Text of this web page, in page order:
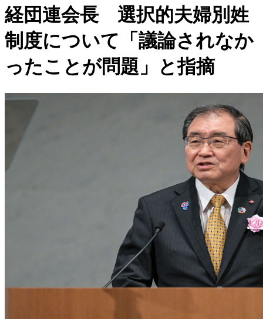
経団連会長 選択的夫婦別姓
制度について「議論されなか
ったことが問題」と指摘